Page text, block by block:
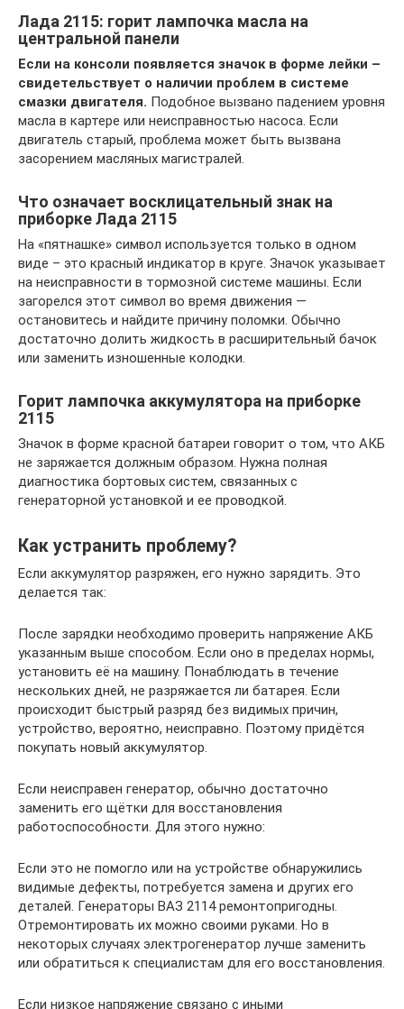
Лада 2115: горит лампочка масла на
центральной панели
Если на консоли появляется значок в форме лейки –
свидетельствует о наличии проблем в системе
смазки двигателя. Подобное вызвано падением уровня
масла в картере или неисправностью насоса. Если
двигатель старый, проблема может быть вызвана
засорением масляных магистралей.
Что означает восклицательный знак на
приборке Лада 2115
На «пятнашке» символ используется только в одном
виде – это красный индикатор в круге. Значок указывает
на неисправности в тормозной системе машины. Если
загорелся этот символ во время движения —
остановитесь и найдите причину поломки. Обычно
достаточно долить жидкость в расширительный бачок
или заменить изношенные колодки.
Горит лампочка аккумулятора на приборке
2115
Значок в форме красной батареи говорит о том, что АКБ
не заряжается должным образом. Нужна полная
диагностика бортовых систем, связанных с
генераторной установкой и ее проводкой.
Как устранить проблему?
Если аккумулятор разряжен, его нужно зарядить. Это
делается так:
После зарядки необходимо проверить напряжение АКБ
указанным выше способом. Если оно в пределах нормы,
установить её на машину. Понаблюдать в течение
нескольких дней, не разряжается ли батарея. Если
происходит быстрый разряд без видимых причин,
устройство, вероятно, неисправно. Поэтому придётся
покупать новый аккумулятор.
Если неисправен генератор, обычно достаточно
заменить его щётки для восстановления
работоспособности. Для этого нужно:
Если это не помогло или на устройстве обнаружились
видимые дефекты, потребуется замена и других его
деталей. Генераторы ВАЗ 2114 ремонтопригодны.
Отремонтировать их можно своими руками. Но в
некоторых случаях электрогенератор лучше заменить
или обратиться к специалистам для его восстановления.
Если низкое напряжение связано с иными